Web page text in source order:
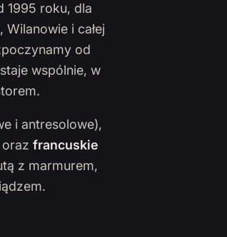
1995 roku, dla
i całej
od
wspólnie, w
i antresolowe),
francuskie
z marmurem,